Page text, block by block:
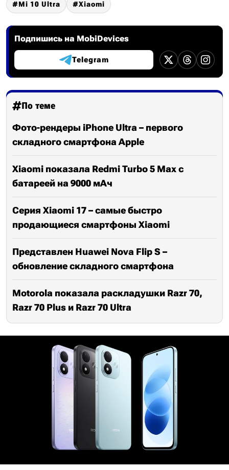
Mi 10 Ultra Xiaomi
Подпишись на MobiDevices
Telegram
По теме
Фото-рендеры iPhone Ultra – первого
складного смартфона Apple
Xiaomi показала Redmi Turbo 5 Max с
батареей на 9000 мАч
Серия Xiaomi 17 – самые быстро
продающиеся смартфоны Xiaomi
Представлен Huawei Nova Flip S –
обновление складного смартфона
Motorola показала раскладушки Razr 70,
Razr 70 Plus и Razr 70 Ultra